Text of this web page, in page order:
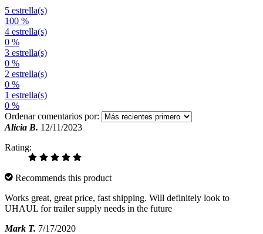
5 estrella(s)
100 %
4 estrella(s)
0 %
3 estrella(s)
0 %
2 estrella(s)
0 %
1 estrella(s)
0 %
Ordenar comentarios por:
Alicia B. 12/11/2023
Rating:
Recommends this product
Works great, great price, fast shipping. Will definitely look to
UHAUL for trailer supply needs in the future
Mark T. 7/17/2020